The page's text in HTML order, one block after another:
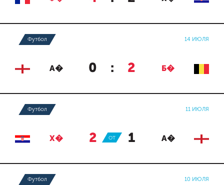
Футбол 14 ИЮЛЯ
А� 0 : 2 Б�
Футбол 11 ИЮЛЯ
Х� 2 : 1 А�
ОТ
Футбол 10 ИЮЛЯ